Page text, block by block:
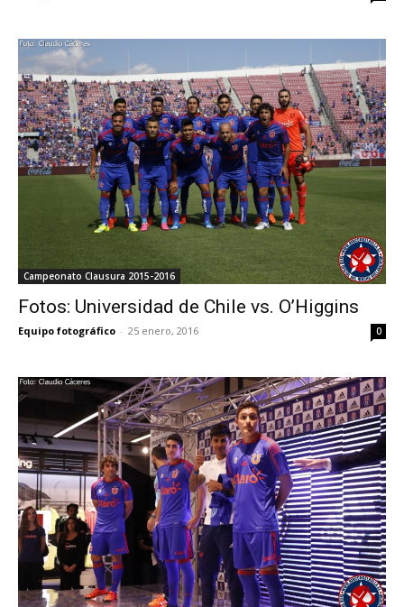
Campeonato Clausura 2015-2016
Fotos: Universidad de Chile vs. O’Higgins
Equipo fotográfico - 25 enero, 2016 0